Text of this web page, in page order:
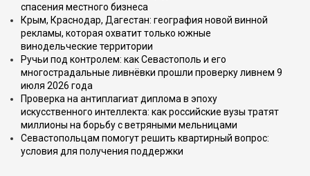
спасения местного бизнеса
Крым, Краснодар, Дагестан: география новой винной
рекламы, которая охватит только южные
винодельческие территории
Ручьи под контролем: как Севастополь и его
многострадальные ливнёвки прошли проверку ливнем 9
июля 2026 года
Проверка на антиплагиат диплома в эпоху
искусственного интеллекта: как российские вузы тратят
миллионы на борьбу с ветряными мельницами
Севастопольцам помогут решить квартирный вопрос:
условия для получения поддержки